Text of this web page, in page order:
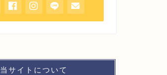
当サイトについて